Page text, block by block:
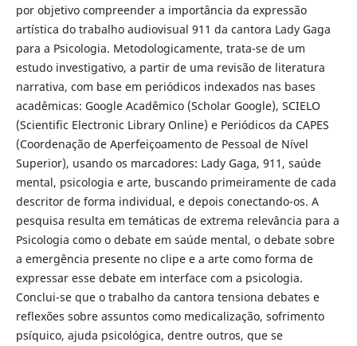
por objetivo compreender a importância da expressão
artística do trabalho audiovisual 911 da cantora Lady Gaga
para a Psicologia. Metodologicamente, trata-se de um
estudo investigativo, a partir de uma revisão de literatura
narrativa, com base em periódicos indexados nas bases
acadêmicas: Google Acadêmico (Scholar Google), SCIELO
(Scientific Electronic Library Online) e Periódicos da CAPES
(Coordenação de Aperfeiçoamento de Pessoal de Nível
Superior), usando os marcadores: Lady Gaga, 911, saúde
mental, psicologia e arte, buscando primeiramente de cada
descritor de forma individual, e depois conectando-os. A
pesquisa resulta em temáticas de extrema relevância para a
Psicologia como o debate em saúde mental, o debate sobre
a emergência presente no clipe e a arte como forma de
expressar esse debate em interface com a psicologia.
Conclui-se que o trabalho da cantora tensiona debates e
reflexões sobre assuntos como medicalização, sofrimento
psíquico, ajuda psicológica, dentre outros, que se